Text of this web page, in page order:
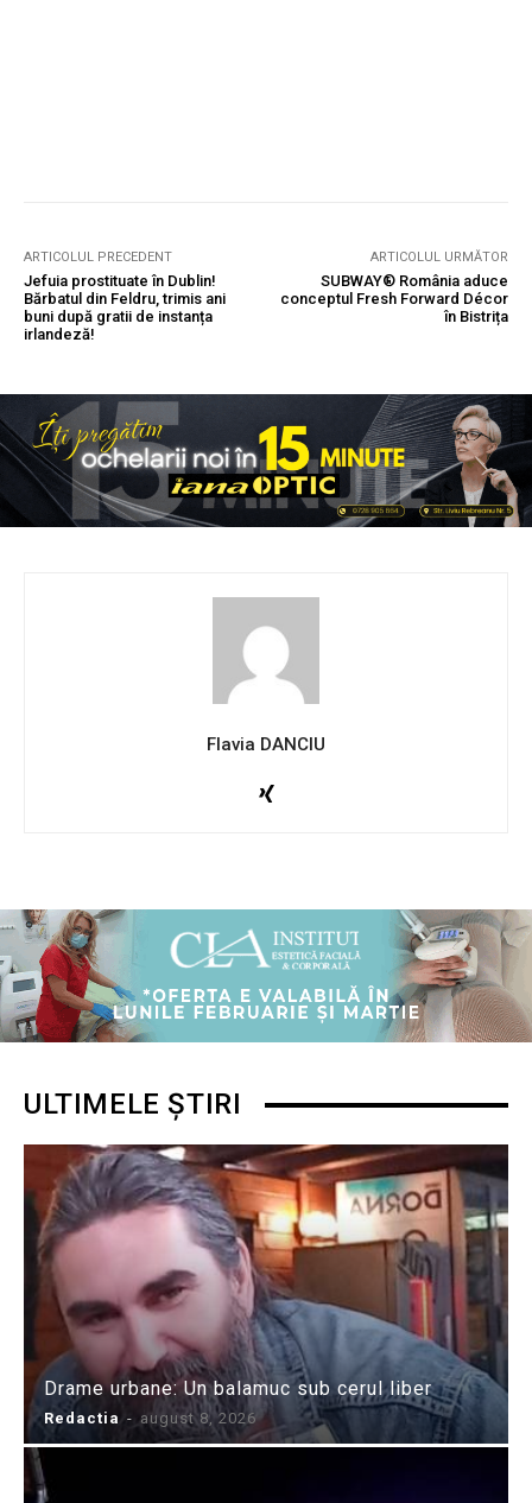
ARTICOLUL PRECEDENT
Jefuia prostituate în Dublin!
Bărbatul din Feldru, trimis ani
buni după gratii de instanța
irlandeză!
ARTICOLUL URMĂTOR
SUBWAY® România aduce
conceptul Fresh Forward Décor
în Bistrița
Flavia DANCIU
ULTIMELE ȘTIRI
Drame urbane: Un balamuc sub cerul liber
Redactia - august 8, 2026